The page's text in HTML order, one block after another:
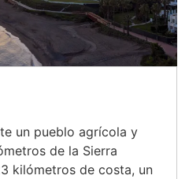
un pueblo agrícola y
de la Sierra
kilómetros de costa, un